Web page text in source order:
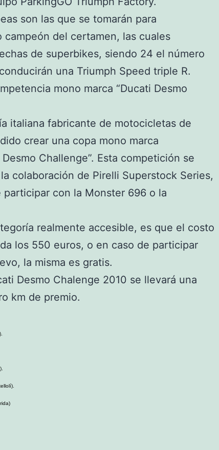
son las que se tomarán para
campeón del certamen, las cuales
de superbikes, siendo 24 el número
una Triumph Speed triple R.
mono marca “Ducati Desmo
italiana fabricante de motocicletas de
crear una copa mono marca
Challenge”. Esta competición se
colaboración de Pirelli Superstock Series,
participar con la Monster 696 o la
realmente accesible, es que el costo
los 550 euros, o en caso de participar
la misma es gratis.
Desmo Chalenge 2010 se llevará una
km de premio.